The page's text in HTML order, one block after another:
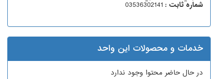
شماره ثابت :03536302141
خدمات و محصولات این واحد
در حال حاضر محتوا وجود ندارد